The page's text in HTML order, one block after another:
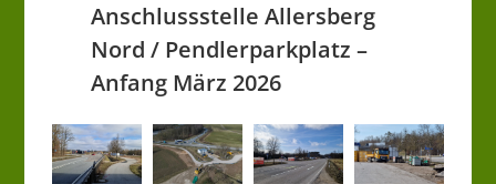
Anschlussstelle Allersberg
Nord / Pendlerparkplatz –
Anfang März 2026